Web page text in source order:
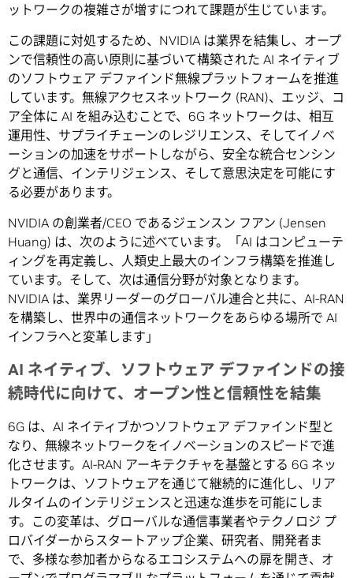
ットワークの複雑さが増すにつれて課題が生じています。
この課題に対処するため、NVIDIA は業界を結集し、オープ
ンで信頼性の高い原則に基づいて構築された AI ネイティブ
のソフトウェア デファインド無線プラットフォームを推進
しています。無線アクセスネットワーク (RAN)、エッジ、コ
ア全体に AI を組み込むことで、6G ネットワークは、相互
運用性、サプライチェーンのレジリエンス、そしてイノベ
ーションの加速をサポートしながら、安全な統合センシン
グと通信、インテリジェンス、そして意思決定を可能にす
る必要があります。
NVIDIA の創業者/CEO であるジェンスン フアン (Jensen
Huang) は、次のように述べています。「AI はコンピューテ
ィングを再定義し、人類史上最大のインフラ構築を推進し
ています。そして、次は通信分野が対象となります。
NVIDIA は、業界リーダーのグローバル連合と共に、AI-RAN
を構築し、世界中の通信ネットワークをあらゆる場所で AI
インフラへと変革します」
AI ネイティブ、ソフトウェア デファインドの接
続時代に向けて、オープン性と信頼性を結集
6G は、AI ネイティブかつソフトウェア デファインド型と
なり、無線ネットワークをイノベーションのスピードで進
化させます。AI-RAN アーキテクチャを基盤とする 6G ネッ
トワークは、ソフトウェアを通じて継続的に進化し、リア
ルタイムのインテリジェンスと迅速な進歩を可能にしま
す。この変革は、グローバルな通信事業者やテクノロジ プ
ロバイダーからスタートアップ企業、研究者、開発者ま
で、多様な参加者からなるエコシステムへの扉を開き、オ